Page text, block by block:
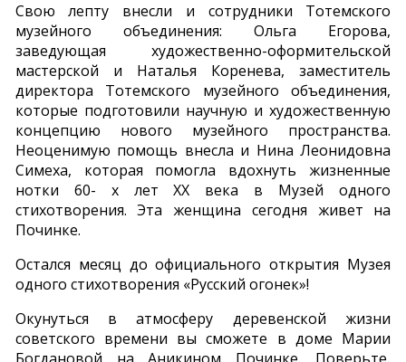
Свою лепту внесли и сотрудники Тотемского
музейного объединения: Ольга Егорова,
заведующая художественно-оформительской
мастерской и Наталья Коренева, заместитель
директора Тотемского музейного объединения,
которые подготовили научную и художественную
концепцию нового музейного пространства.
Неоценимую помощь внесла и Нина Леонидовна
Симеха, которая помогла вдохнуть жизненные
нотки 60- х лет ХХ века в Музей одного
стихотворения. Эта женщина сегодня живет на
Починке.
Остался месяц до официального открытия Музея
одного стихотворения «Русский огонек»!
Окунуться в атмосферу деревенской жизни
советского времени вы сможете в доме Марии